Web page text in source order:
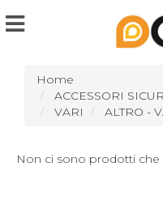
Home
ACCESSORI
VARI
ALTRO -
Non ci sono prodotti che